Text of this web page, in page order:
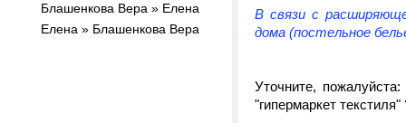
Блашенкова Вера » Елена
Елена » Блашенкова Вера
В связи с
дома (постельное
Уточните,
"гипермаркет текстиля"